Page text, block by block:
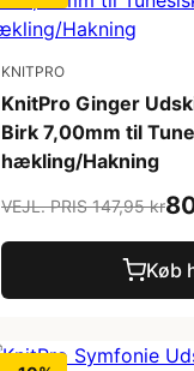
KNITPRO
KnitPro Ginger
Birk 7,00mm til
hækling/Hakning
VEJL. PRIS 147,95 kr
Køb